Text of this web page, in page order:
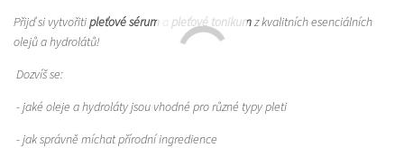
Přijď si vytvořitipleťové sérum a pleťové tonikumz kvalitních esenciálních
olejů a hydrolátů!
Dozvíš se:
- jaké oleje a hydroláty jsou vhodné pro různé typy pleti
- jak správně míchat přírodní ingredience